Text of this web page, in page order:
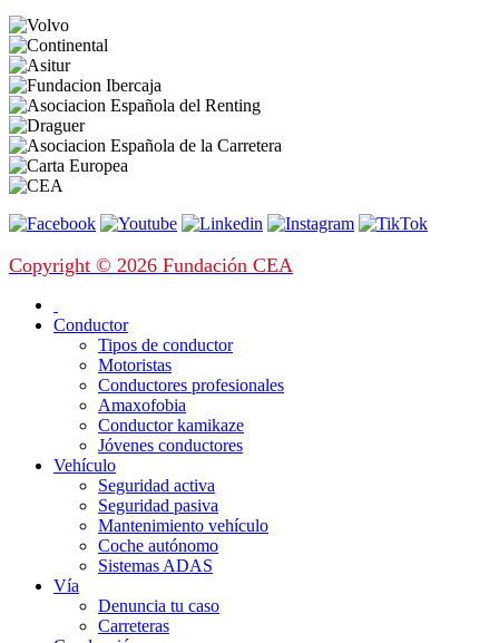
Copyright © 2026 Fundación CEA
Conductor
Tipos de conductor
Motoristas
Conductores profesionales
Amaxofobia
Conductor kamikaze
Jóvenes conductores
Vehículo
Seguridad activa
Seguridad pasiva
Mantenimiento vehículo
Coche autónomo
Sistemas ADAS
Vía
Denuncia tu caso
Carreteras